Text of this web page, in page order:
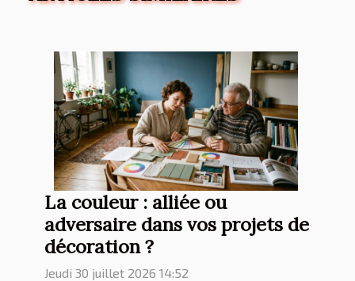
La couleur : alliée ou
adversaire dans vos projets de
décoration ?
Jeudi 30 juillet 2026 14:52